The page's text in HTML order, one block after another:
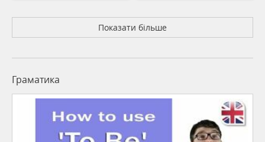
Показати більше
Граматика